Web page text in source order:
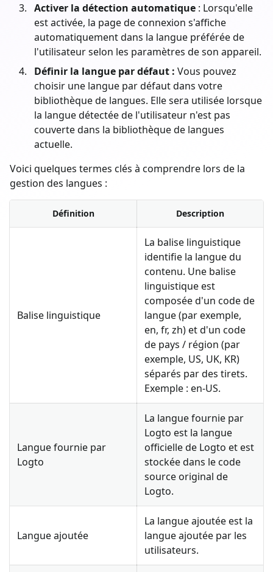
Activer la détection automatique : Lorsqu'elle
est activée, la page de connexion s'affiche
automatiquement dans la langue préférée de
l'utilisateur selon les paramètres de son appareil.
Définir la langue par défaut : Vous pouvez
choisir une langue par défaut dans votre
bibliothèque de langues. Elle sera utilisée lorsque
la langue détectée de l'utilisateur n'est pas
couverte dans la bibliothèque de langues
actuelle.
Voici quelques termes clés à comprendre lors de la
gestion des langues :
Définition Description
Balise linguistique
La balise linguistique
identifie la langue du
contenu. Une balise
linguistique est
composée d'un code de
langue (par exemple,
en, fr, zh) et d'un code
de pays / région (par
exemple, US, UK, KR)
séparés par des tirets.
Exemple : en-US.
Langue fournie par
Logto
La langue fournie par
Logto est la langue
officielle de Logto et est
stockée dans le code
source original de
Logto.
Langue ajoutée
La langue ajoutée est la
langue ajoutée par les
utilisateurs.